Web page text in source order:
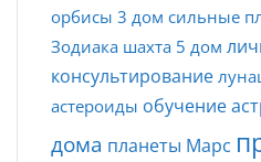
орбисы 3 дом сильные
Зодиака шахта 5 дом
консультирование
астероиды обучение
дома планеты Марс